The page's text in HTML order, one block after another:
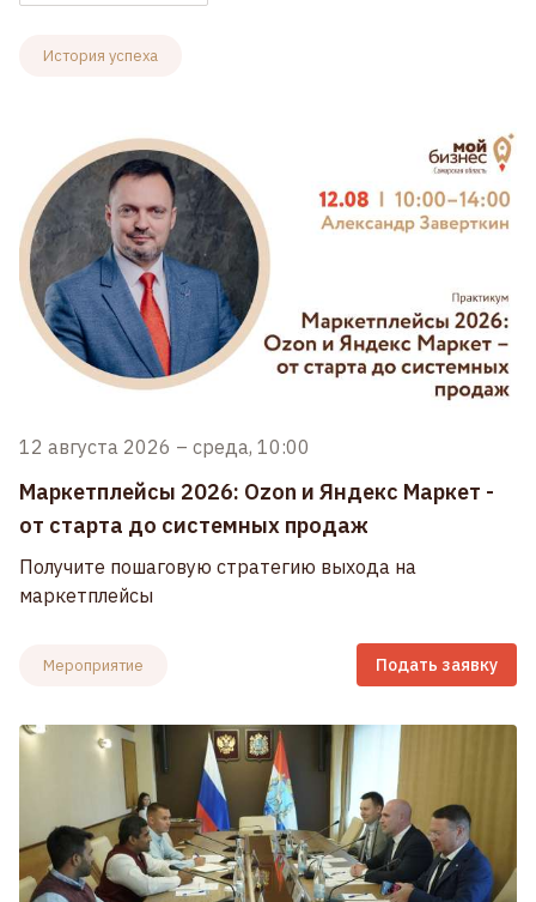
История успеха
12 августа 2026 – среда, 10:00
Маркетплейсы 2026: Ozon и Яндекс Маркет -
от старта до системных продаж
Получите пошаговую стратегию выхода на
маркетплейсы
Мероприятие Подать заявку